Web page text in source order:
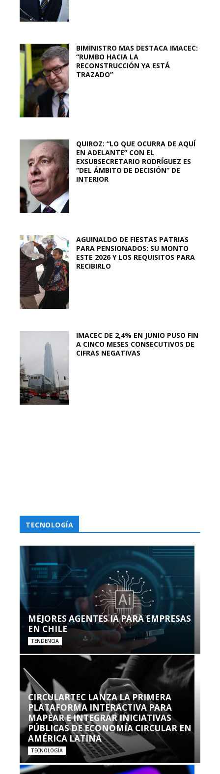
BIMINISTRO MAS DESTACA IMACEC:
“RUMBO HACIA LA
RECONSTRUCCIÓN YA ESTÁ
TRAZADO”
QUIROZ: “LO QUE OCURRA DE AQUÍ
EN ADELANTE” CON EL
EXSUBSECRETARIO RODRÍGUEZ ES
“DEL ÁMBITO DE DECISIÓN” DE
INTERIOR
AGUINALDO DE FIESTAS PATRIAS
PARA PENSIONADOS: SU MONTO
ESTE 2026 Y LOS REQUISITOS PARA
RECIBIRLO
IMACEC DE 2,4% EN JUNIO PUSO FIN
A CINCO MESES CONSECUTIVOS DE
CIFRAS NEGATIVAS
TECNOLOGÍA
MEJORES AGENTES IA PARA EMPRESAS
EN CHILE
TENDENCIA
CIRCULARTEC LANZA LA PRIMERA
PLATAFORMA INTERACTIVA PARA
MAPEAR E INTEGRAR INICIATIVAS
PÚBLICAS DE ECONOMÍA CIRCULAR EN
AMÉRICA LATINA
TECNOLOGÍA